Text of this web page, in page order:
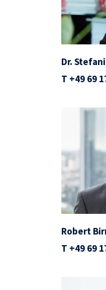
Dr.
T +49 69
Robert
T +49 69